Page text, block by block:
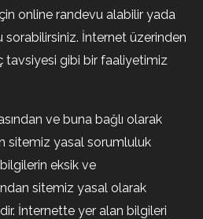
online randevu alabilir yada
İnternet üzerinden
tavsiyesi gibi bir faaliyetimiz
ve buna bağlı olarak
sitemiz yasal sorumluluk
eksik ve
sitemiz yasal olarak
İnternette yer alan bilgileri